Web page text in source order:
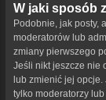
W jaki sposób
Podobnie, jak posty,
moderatorów lub
zmiany pierwszego
Jeśli nikt jeszcze nie
lub zmienić jej opcje.
tylko moderatorzy